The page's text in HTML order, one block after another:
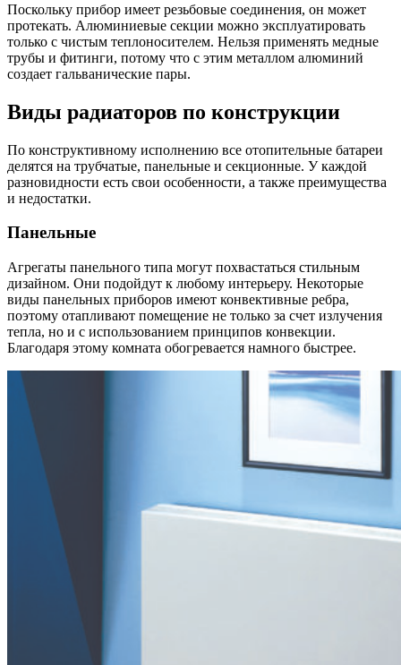
Поскольку прибор имеет резьбовые соединения, он может
протекать. Алюминиевые секции можно эксплуатировать
только с чистым теплоносителем. Нельзя применять медные
трубы и фитинги, потому что с этим металлом алюминий
создает гальванические пары.
Виды радиаторов по конструкции
По конструктивному исполнению все отопительные батареи
делятся на трубчатые, панельные и секционные. У каждой
разновидности есть свои особенности, а также преимущества
и недостатки.
Панельные
Агрегаты панельного типа могут похвастаться стильным
дизайном. Они подойдут к любому интерьеру. Некоторые
виды панельных приборов имеют конвективные ребра,
поэтому отапливают помещение не только за счет излучения
тепла, но и с использованием принципов конвекции.
Благодаря этому комната обогревается намного быстрее.